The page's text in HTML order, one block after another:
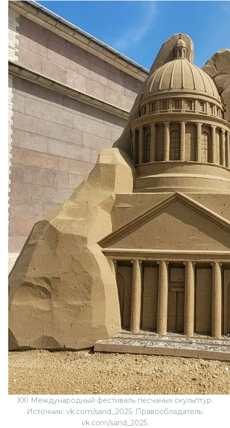
ХХI Международный фестиваль песчаных скульптур.
Источник: vk.com/sand_2025. Правообладатель:
vk.com/sand_2025.